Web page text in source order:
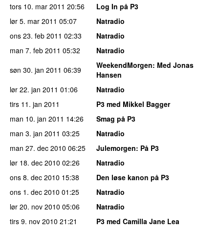
tors 10. mar 2011 20:56
Log In på P3
lør 5. mar 2011 05:07
Natradio
ons 23. feb 2011 02:33
Natradio
man 7. feb 2011 05:32
Natradio
søn 30. jan 2011 06:39 WeekendMorgen: Med Jonas
Hansen
lør 22. jan 2011 01:06
Natradio
tirs 11. jan 2011
P3 med Mikkel Bagger
man 10. jan 2011 14:26
Smag på P3
man 3. jan 2011 03:25
Natradio
man 27. dec 2010 06:25 Julemorgen: På P3
lør 18. dec 2010 02:26
Natradio
ons 8. dec 2010 15:38
Den løse kanon på P3
ons 1. dec 2010 01:25
Natradio
lør 20. nov 2010 05:06
Natradio
tirs 9. nov 2010 21:21
P3 med Camilla Jane Lea